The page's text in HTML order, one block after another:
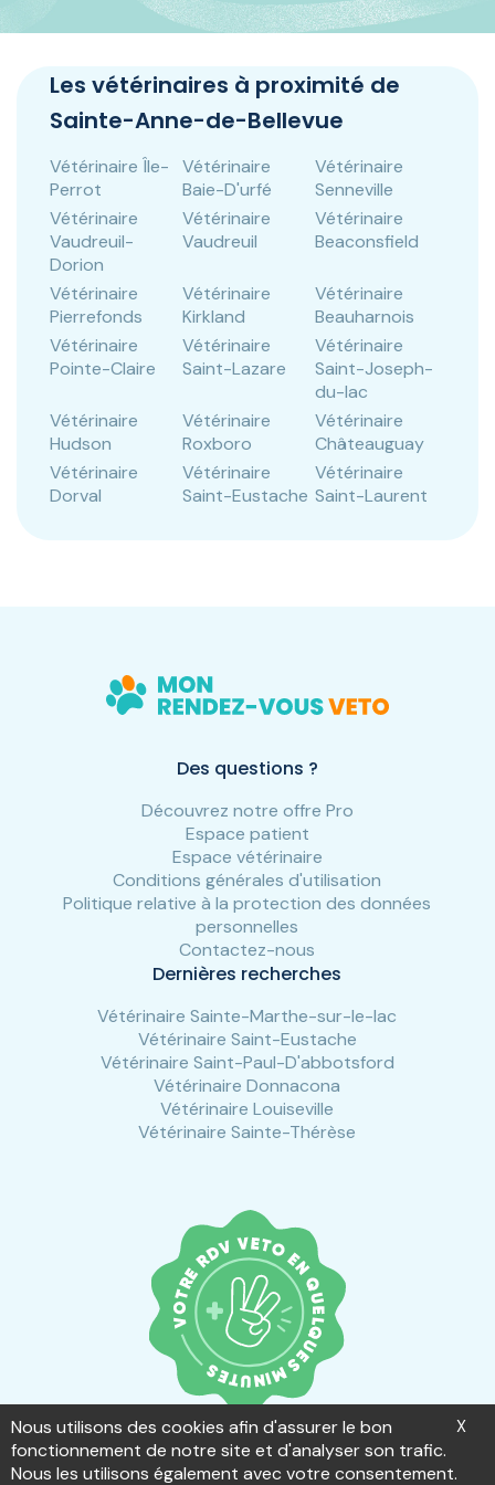
Panneau de gestion des cookies
X
Nous utilisons des cookies afin d'assurer le bon
fonctionnement de notre site et d'analyser son trafic.
Nous les utilisons également avec votre consentement.
Les vétérinaires à proximité de
Sainte-Anne-de-Bellevue
Vétérinaire Île-
Perrot
Vétérinaire
Baie-D'urfé
Vétérinaire
Senneville
Vétérinaire
Vaudreuil-
Dorion
Vétérinaire
Vaudreuil
Vétérinaire
Beaconsfield
Vétérinaire
Pierrefonds
Vétérinaire
Kirkland
Vétérinaire
Beauharnois
Vétérinaire
Pointe-Claire
Vétérinaire
Saint-Lazare
Vétérinaire
Saint-Joseph-
du-lac
Vétérinaire
Hudson
Vétérinaire
Roxboro
Vétérinaire
Châteauguay
Vétérinaire
Dorval
Vétérinaire
Saint-Eustache
Vétérinaire
Saint-Laurent
Des questions ?
Découvrez notre offre Pro
Espace patient
Espace vétérinaire
Conditions générales d'utilisation
Politique relative à la protection des données
personnelles
Contactez-nous
Dernières recherches
Vétérinaire Sainte-Marthe-sur-le-lac
Vétérinaire Saint-Eustache
Vétérinaire Saint-Paul-D'abbotsford
Vétérinaire Donnacona
Vétérinaire Louiseville
Vétérinaire Sainte-Thérèse